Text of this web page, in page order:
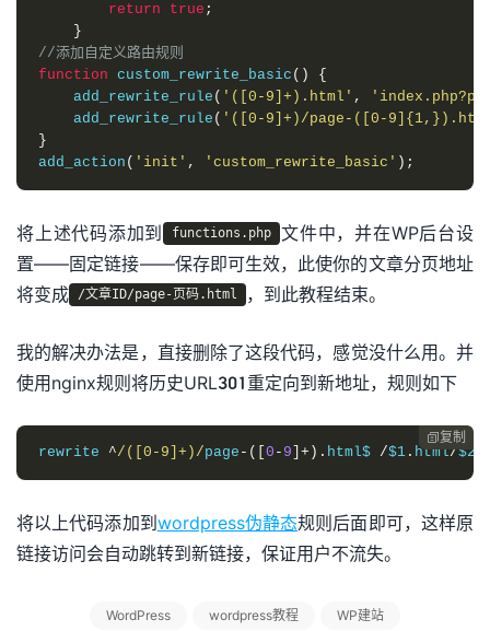
return
true ;
}
//添加自定义路由规则
function custom_rewrite_basic ()
{
    add_rewrite_rule
( '([0-9]+).html' ,
    add_rewrite_rule
( '([0-9]+)/page-([0-
}
add_action ( 'init' , 'custom_rewrite_basic' );
将上述代码添加到 functions.php
文件中，并在WP后台设
置——固定链接——保存即可生效，此使你的文章分页地址
将变成
/文章ID/page-页码.html ，到此教程结束。
我的解决办法是，直接删除了这段代码，感觉没什么用。并
使用nginx规则将历史URL301重定向到新地址，规则如下
复制
rewrite ^/([0-9]+)/page -([ 0 - 9 ]+). html$ /$1 . html/ $2
将以上代码添加到wordpress伪静态规则后面即可，这样原
链接访问会自动跳转到新链接，保证用户不流失。
WordPress wordpress教程 WP建站